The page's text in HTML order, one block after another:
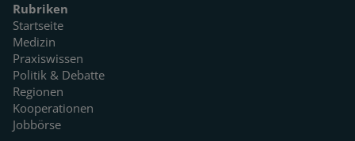
Rubriken
Startseite
Medizin
Praxiswissen
Politik & Debatte
Regionen
Kooperationen
Jobbörse